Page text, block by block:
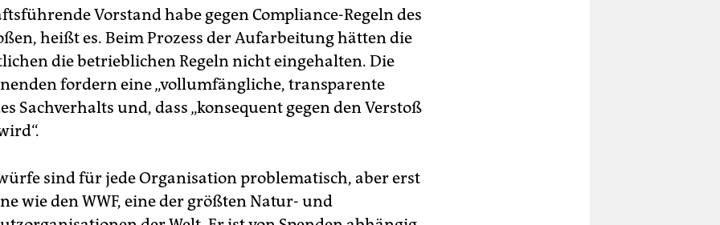
Vorstand habe gegen Compliance-Regeln des
heißt es. Beim Prozess der Aufarbeitung hätten die
die betrieblichen Regeln nicht eingehalten. Die
fordern eine „vollumfängliche, transparente
Sachverhalts und, dass „konsequent gegen den Verstoß
sind für jede Organisation problematisch, aber erst
wie den WWF, eine der größten Natur- und